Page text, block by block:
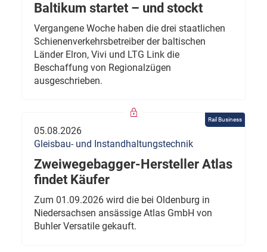
Baltikum startet – und stockt
Vergangene Woche haben die drei staatlichen
Schienenverkehrsbetreiber der baltischen
Länder Elron, Vivi und LTG Link die
Beschaffung von Regionalzügen
ausgeschrieben.
Rail Business
05.08.2026
Gleisbau- und Instandhaltungstechnik
Zweiwegebagger-Hersteller Atlas
findet Käufer
Zum 01.09.2026 wird die bei Oldenburg in
Niedersachsen ansässige Atlas GmbH von
Buhler Versatile gekauft.